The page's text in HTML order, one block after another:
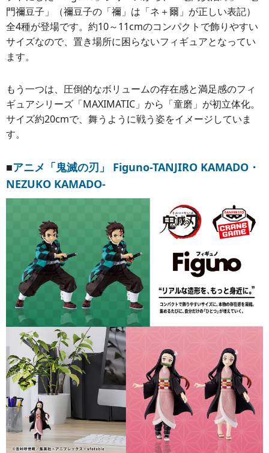
門禰豆子」（禰豆子の「禰」は「ネ＋爾」が正しい表記）
全4種が登場です。約10～11cmのコンパクトで飾りやすい
サイズなので、置き場所に困らないフィギュアとなってい
ます。
もう一つは、圧倒的なボリュームの存在感と満足感のフィ
ギュアシリーズ「MAXIMATIC」から「童磨」が初立体化。
サイズ約20cmで、舞うように戦う姿をイメージしていま
す。
■アニメ「鬼滅の刃」 Figuno-TANJIRO KAMADO・
NEZUKO KAMADO-